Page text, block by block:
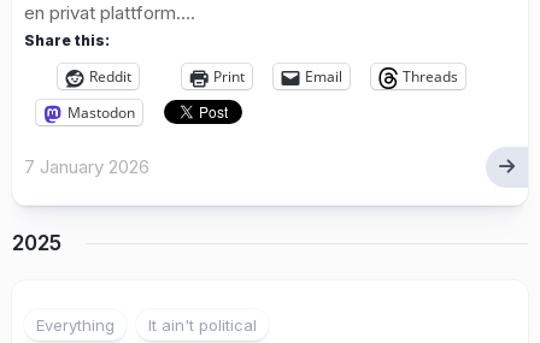
en privat plattform....
Share this:
Reddit Print Email
Threads
Mastodon
7 January 2026
2025
Everything
It ain't political